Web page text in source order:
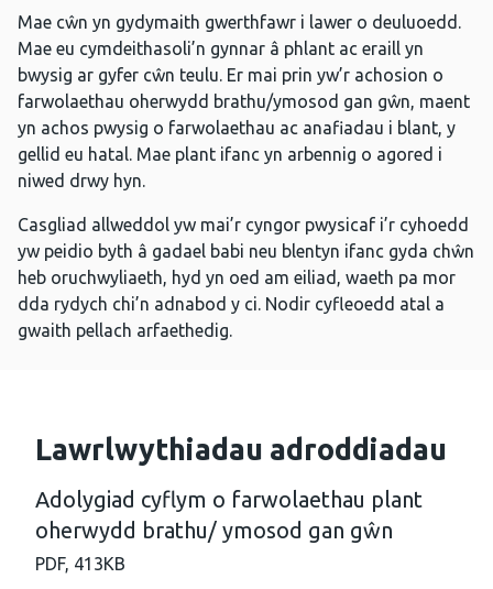
Mae cŵn yn gydymaith gwerthfawr i lawer o deuluoedd.
Mae eu cymdeithasoli’n gynnar â phlant ac eraill yn
bwysig ar gyfer cŵn teulu. Er mai prin yw’r achosion o
farwolaethau oherwydd brathu/ymosod gan gŵn, maent
yn achos pwysig o farwolaethau ac anafiadau i blant, y
gellid eu hatal. Mae plant ifanc yn arbennig o agored i
niwed drwy hyn.
Casgliad allweddol yw mai’r cyngor pwysicaf i’r cyhoedd
yw peidio byth â gadael babi neu blentyn ifanc gyda chŵn
heb oruchwyliaeth, hyd yn oed am eiliad, waeth pa mor
dda rydych chi’n adnabod y ci. Nodir cyfleoedd atal a
gwaith pellach arfaethedig.
Lawrlwythiadau adroddiadau
Adolygiad cyflym o farwolaethau plant
oherwydd brathu/ ymosod gan gŵn
PDF, 413KB